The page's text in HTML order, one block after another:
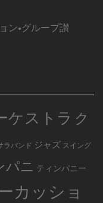
ン•グループ讃
ケストラ ク
ラバンド ジャズ スイング
パニ ティンパニー
カッショ